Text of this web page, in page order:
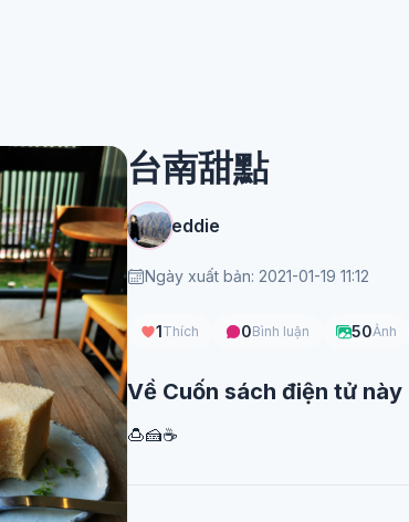
台南甜點
eddie
Ngày xuất bản: 2021-01-19 11:12
1Thích 0Bình luận 50Ảnh
Về Cuốn sách điện tử này
🍮🍰☕